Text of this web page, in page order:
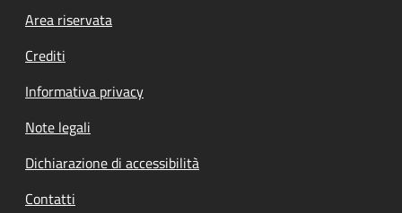
Footer menu
Area riservata
Crediti
Informativa privacy
Note legali
Dichiarazione di accessibilità
Contatti